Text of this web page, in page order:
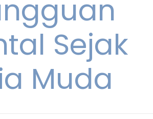
Sejak
Muda